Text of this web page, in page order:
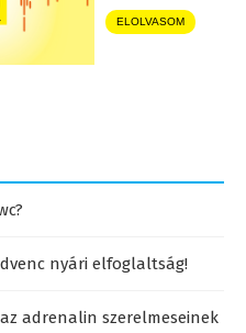
ELOLVASOM
nyári elfoglaltság!
adrenalin szerelmeseinek